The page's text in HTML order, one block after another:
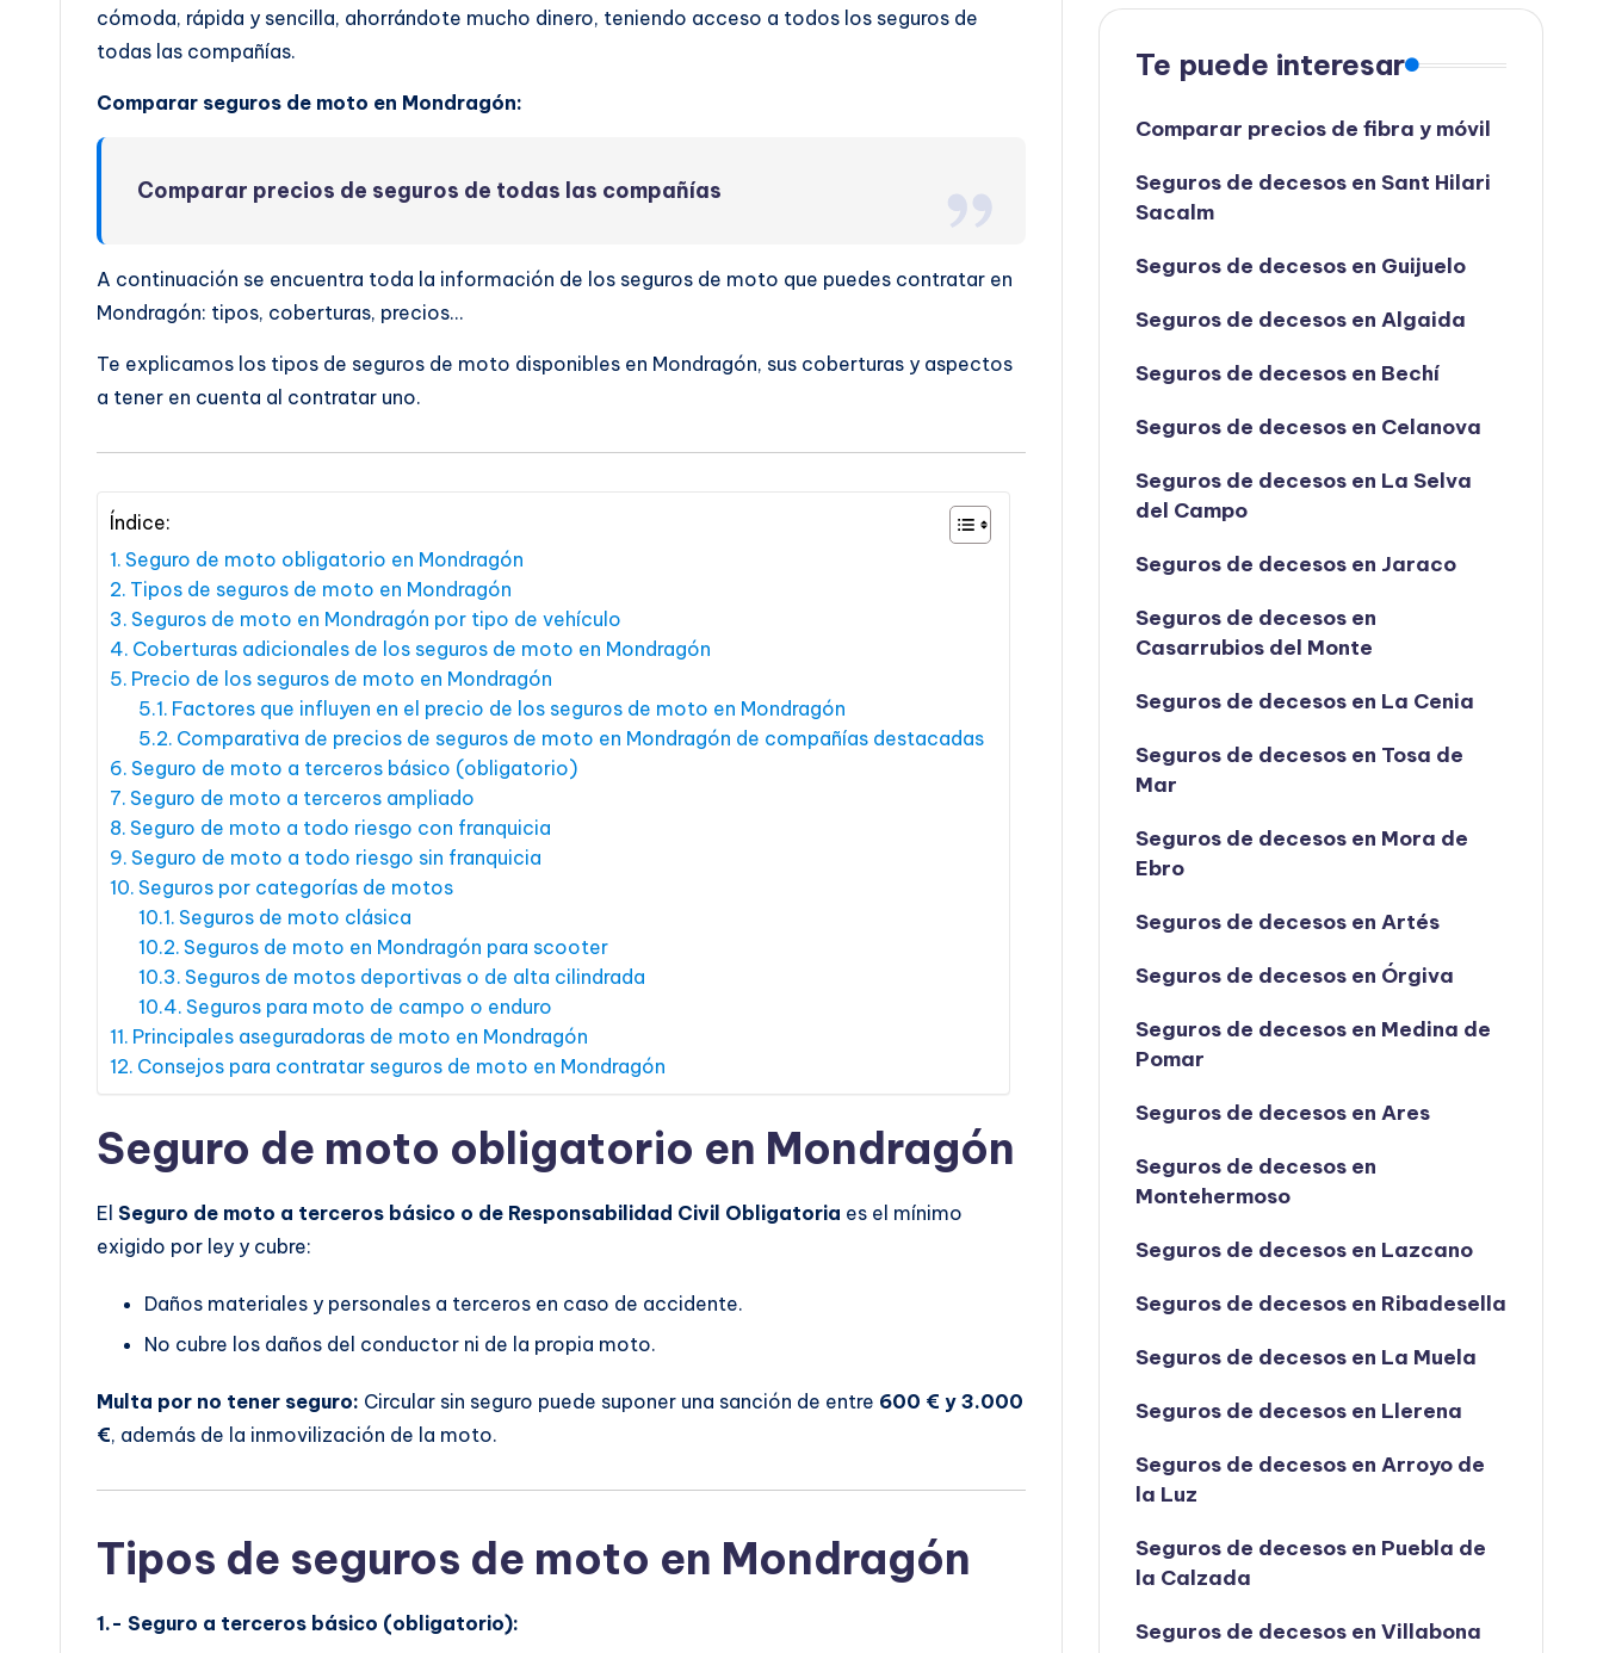
cómoda, rápida y sencilla, ahorrándote mucho dinero, teniendo acceso a todos los seguros de
todas las compañías.
Comparar seguros de moto en Mondragón:
Comparar precios de seguros de todas las compañías
A continuación se encuentra toda la información de los seguros de moto que puedes contratar en
Mondragón: tipos, coberturas, precios…
Te explicamos los tipos de seguros de moto disponibles en Mondragón, sus coberturas y aspectos
a tener en cuenta al contratar uno.
Índice:
Seguro de moto obligatorio en Mondragón
Tipos de seguros de moto en Mondragón
Seguros de moto en Mondragón por tipo de vehículo
Coberturas adicionales de los seguros de moto en Mondragón
Precio de los seguros de moto en Mondragón
Factores que influyen en el precio de los seguros de moto en Mondragón
Comparativa de precios de seguros de moto en Mondragón de compañías destacadas
Seguro de moto a terceros básico (obligatorio)
Seguro de moto a terceros ampliado
Seguro de moto a todo riesgo con franquicia
Seguro de moto a todo riesgo sin franquicia
Seguros por categorías de motos
Seguros de moto clásica
Seguros de moto en Mondragón para scooter
Seguros de motos deportivas o de alta cilindrada
Seguros para moto de campo o enduro
Principales aseguradoras de moto en Mondragón
Consejos para contratar seguros de moto en Mondragón
Seguro de moto obligatorio en Mondragón
El Seguro de moto a terceros básico o de Responsabilidad Civil Obligatoria es el mínimo
exigido por ley y cubre:
Daños materiales y personales a terceros en caso de accidente.
No cubre los daños del conductor ni de la propia moto.
Multa por no tener seguro: Circular sin seguro puede suponer una sanción de entre 600 € y 3.000
€, además de la inmovilización de la moto.
Tipos de seguros de moto en Mondragón
1.- Seguro a terceros básico (obligatorio):
Te puede interesar
Comparar precios de fibra y móvil
Seguros de decesos en Sant Hilari
Sacalm
Seguros de decesos en Guijuelo
Seguros de decesos en Algaida
Seguros de decesos en Bechí
Seguros de decesos en Celanova
Seguros de decesos en La Selva
del Campo
Seguros de decesos en Jaraco
Seguros de decesos en
Casarrubios del Monte
Seguros de decesos en La Cenia
Seguros de decesos en Tosa de
Mar
Seguros de decesos en Mora de
Ebro
Seguros de decesos en Artés
Seguros de decesos en Órgiva
Seguros de decesos en Medina de
Pomar
Seguros de decesos en Ares
Seguros de decesos en
Montehermoso
Seguros de decesos en Lazcano
Seguros de decesos en Ribadesella
Seguros de decesos en La Muela
Seguros de decesos en Llerena
Seguros de decesos en Arroyo de
la Luz
Seguros de decesos en Puebla de
la Calzada
Seguros de decesos en Villabona